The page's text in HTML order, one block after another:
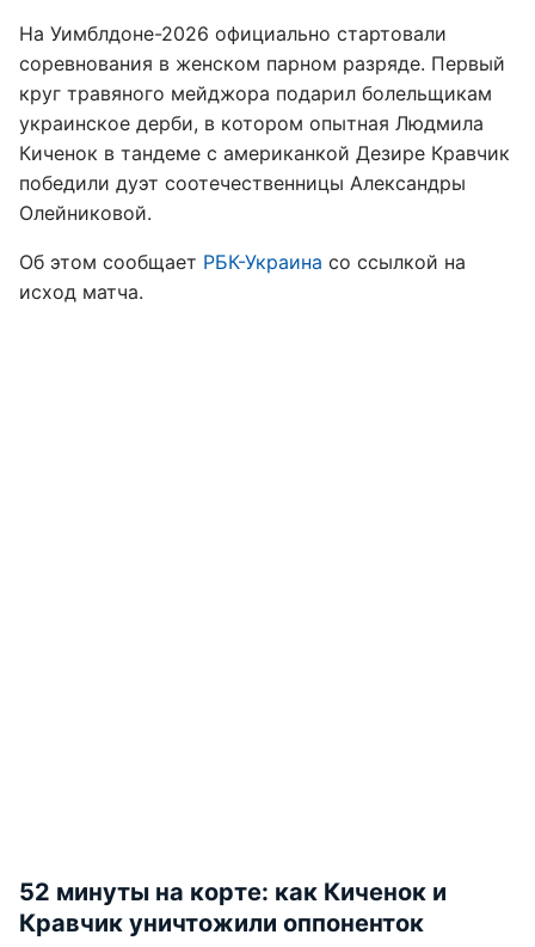
На Уимблдоне-2026 официально стартовали
соревнования в женском парном разряде. Первый
круг травяного мейджора подарил болельщикам
украинское дерби, в котором опытная Людмила
Киченок в тандеме с американкой Дезире Кравчик
победили дуэт соотечественницы Александры
Олейниковой.
Об этом сообщает РБК-Украина со ссылкой на
исход матча.
52 минуты на корте: как Киченок и
Кравчик уничтожили оппоненток